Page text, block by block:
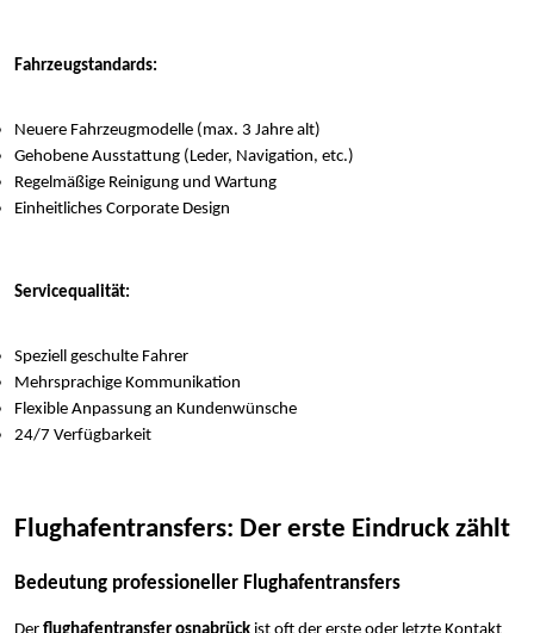
Fahrzeugstandards:
Neuere Fahrzeugmodelle (max. 3 Jahre alt)
Gehobene Ausstattung (Leder, Navigation, etc.)
Regelmäßige Reinigung und Wartung
Einheitliches Corporate Design
Servicequalität:
Speziell geschulte Fahrer
Mehrsprachige Kommunikation
Flexible Anpassung an Kundenwünsche
24/7 Verfügbarkeit
Flughafentransfers: Der erste Eindruck zählt
Bedeutung professioneller Flughafentransfers